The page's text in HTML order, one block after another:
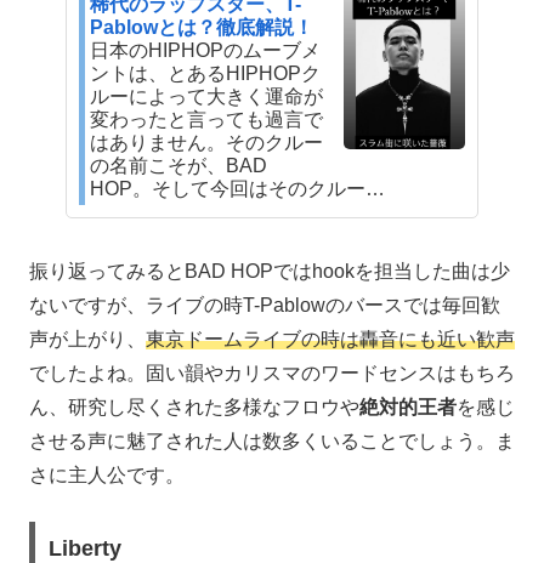
稀代のラップスター、T-
Pablowとは？徹底解説！
日本のHIPHOPのムーブメ
ントは、とあるHIPHOPク
ルーによって大きく運命が
変わったと言っても過言で
はありません。そのクルー
の名前こそが、BAD
HOP。そして今回はそのクルー…
振り返ってみるとBAD HOPではhookを担当した曲は少
ないですが、ライブの時T-Pablowのバースでは毎回歓
声が上がり、 東京ドームライブの時は轟音にも近い歓声
でしたよね。固い韻やカリスマのワードセンスはもちろ
ん、研究し尽くされた多様なフロウや絶対的王者を感じ
させる声に魅了された人は数多くいることでしょう。ま
さに主人公です。
Liberty